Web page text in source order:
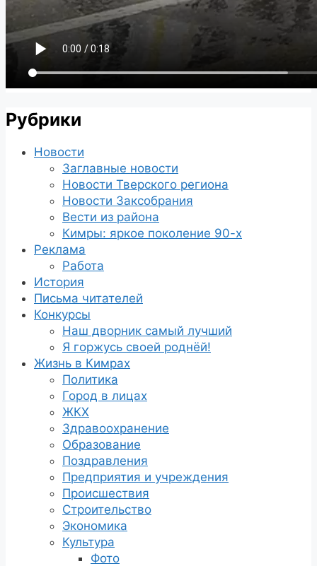
Рубрики
Новости
Заглавные новости
Новости Тверского региона
Новости Заксобрания
Вести из района
Кимры: яркое поколение 90-х
Реклама
Работа
История
Письма читателей
Конкурсы
Наш дворник самый лучший
Я горжусь своей роднёй!
Жизнь в Кимрах
Политика
Город в лицах
ЖКХ
Здравоохранение
Образование
Поздравления
Предприятия и учреждения
Происшествия
Строительство
Экономика
Культура
Фото